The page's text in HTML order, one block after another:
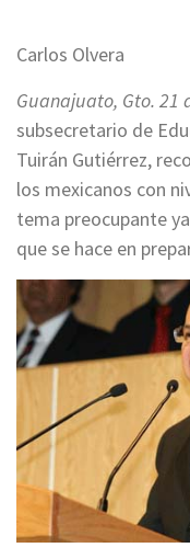
Carlos Olvera
Guanajuato, Gto. 21
subsecretario de
Tuirán Gutiérrez,
los mexicanos con
tema preocupante
que se hace en